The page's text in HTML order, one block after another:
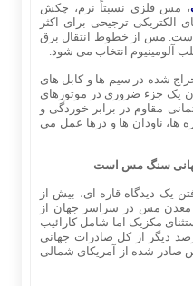
، مس فلزی نسبتاً نرم، چکش
الکتریکی ترجیحی برای اکثر
مس از خطوط انتقال برق
آلومینیوم انتخاب می ‌شود.
شده در سیم ‌ها و کابل ‌های
یک جزء ضروری در موتورهای
مقاوم در برابر خوردگی و
ها، ناودان‌ ها و درها عمل می‌
یک دیدگاه قاره ‌ای، بیش از
سنگ معدن مس در سراسر جهان از
مکزیک اما شامل کارائیب
شده است. آسیا منبع ۱۶.۱درصد دیگر از کل صادرات جهانی
مس صادر شده از آمریکای شمالی